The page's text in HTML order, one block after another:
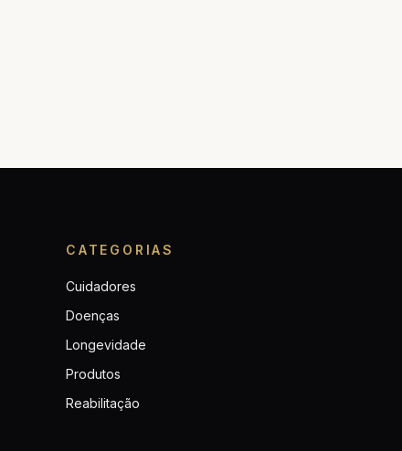
CATEGORIAS
Cuidadores
Doenças
Longevidade
Produtos
Reabilitação